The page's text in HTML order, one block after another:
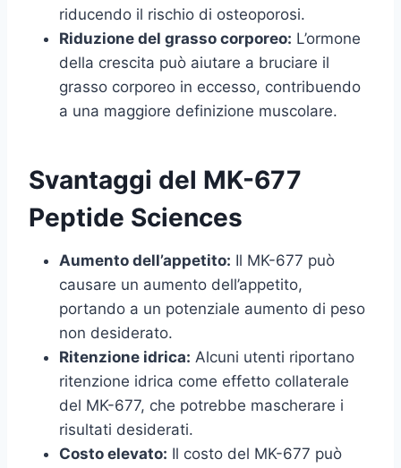
riducendo il rischio di osteoporosi.
Riduzione del grasso corporeo: L’ormone
della crescita può aiutare a bruciare il
grasso corporeo in eccesso, contribuendo
a una maggiore definizione muscolare.
Svantaggi del MK-677
Peptide Sciences
Aumento dell’appetito: Il MK-677 può
causare un aumento dell’appetito,
portando a un potenziale aumento di peso
non desiderato.
Ritenzione idrica: Alcuni utenti riportano
ritenzione idrica come effetto collaterale
del MK-677, che potrebbe mascherare i
risultati desiderati.
Costo elevato: Il costo del MK-677 può